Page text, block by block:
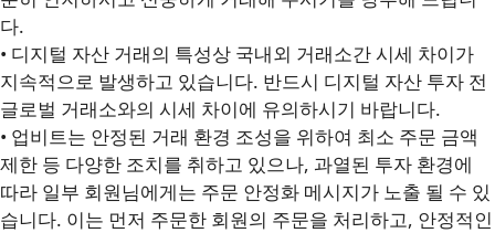
다.
• 디지털 자산 거래의 특성상 국내외 거래소간 시세 차이가
지속적으로 발생하고 있습니다. 반드시 디지털 자산 투자 전
글로벌 거래소와의 시세 차이에 유의하시기 바랍니다.
• 업비트는 안정된 거래 환경 조성을 위하여 최소 주문 금액
제한 등 다양한 조치를 취하고 있으나, 과열된 투자 환경에
따라 일부 회원님에게는 주문 안정화 메시지가 노출 될 수 있
습니다. 이는 먼저 주문한 회원의 주문을 처리하고, 안정적인